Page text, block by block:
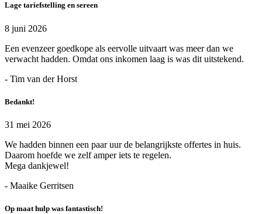
Lage tariefstelling en sereen
8 juni 2026
Een evenzeer goedkope als eervolle uitvaart was meer dan we
verwacht hadden. Omdat ons inkomen laag is was dit uitstekend.
- Tim van der Horst
Bedankt!
31 mei 2026
We hadden binnen een paar uur de belangrijkste offertes in huis.
Daarom hoefde we zelf amper iets te regelen.
Mega dankjewel!
- Maaike Gerritsen
Op maat hulp was fantastisch!